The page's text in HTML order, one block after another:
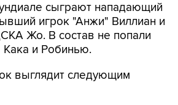
сыграют нападающий
игрок "Анжи" Виллиан и
Жо. В состав не попали
Кака и Робинью.
выглядит следующим